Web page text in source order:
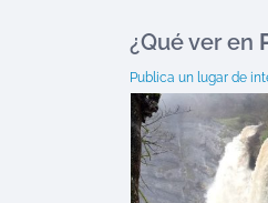
¿Qué ver en
Publica un lugar de